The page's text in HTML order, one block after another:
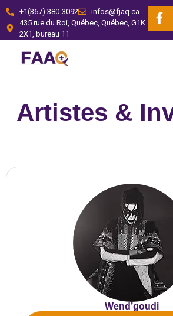
+1(367) 380-3092
infos@fjaq.ca
435 rue du Roi, Québec, Québec, G1K
2X1, bureau 11
Artistes &
Wend’goudi